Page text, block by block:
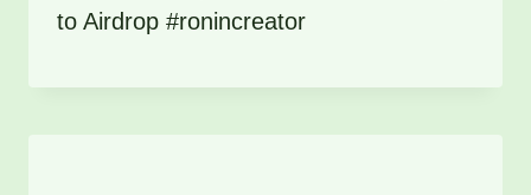
to Airdrop #ronincreator